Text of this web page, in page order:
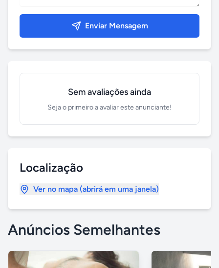
Enviar Mensagem
Sem avaliações ainda
Seja o primeiro a avaliar este anunciante!
Localização
Ver no mapa (abrirá em uma janela)
Anúncios Semelhantes